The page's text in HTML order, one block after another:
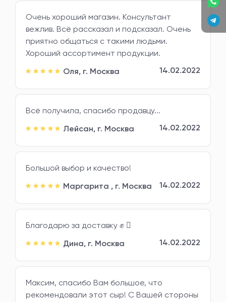
Очень хороший магазин. Консультант
вежлив. Всё рассказал и подсказал. Очень
приятно общаться с такими людьми.
Хороший ассортимент продукции.
Оля, г. Москва 14.02.2022
Всё получила, спасибо продавцу...
Лейсан, г. Москва 14.02.2022
Большой выбор и качество!
Маргарита , г. Москва 14.02.2022
Благодарю за доставку ✊ 🏻
Дина, г. Москва 14.02.2022
Максим, спасибо Вам большое, что
рекомендовали этот сыр! С Вашей стороны